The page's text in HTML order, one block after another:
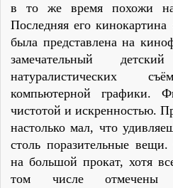
в то же время похожи на
Последняя его
была представлена на
замечательный
натуралистических
компьютерной графики.
чистотой и искренностью.
настолько мал, что
столь поразительные
на большой прокат, хотя
том числе